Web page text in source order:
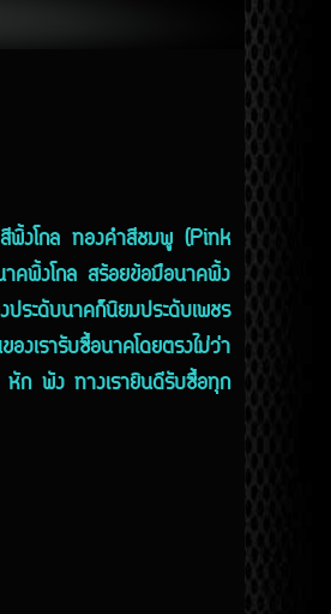
งโกล ทองคำสีชมพู (Pink
าคพิ้งโกล สร้อยข้อมือนาคพิ้ง
ะดับนาคก็นิยมประดับเพชร
เรารับซื้อนาคโดยตรงไม่ว่า
หัก พัง ทางเรายินดีรับซื้อทุก